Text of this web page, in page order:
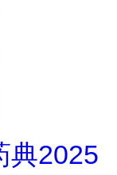
典2025